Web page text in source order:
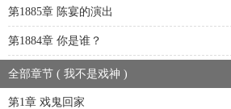
第1885章 陈宴的演出
第1884章 你是谁？
全部章节 ( 我不是戏神 )
第1章 戏鬼回家